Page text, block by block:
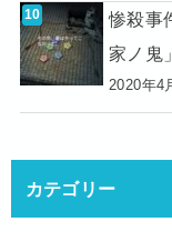
惨殺事
家ノ鬼
2020年4
カテゴリー